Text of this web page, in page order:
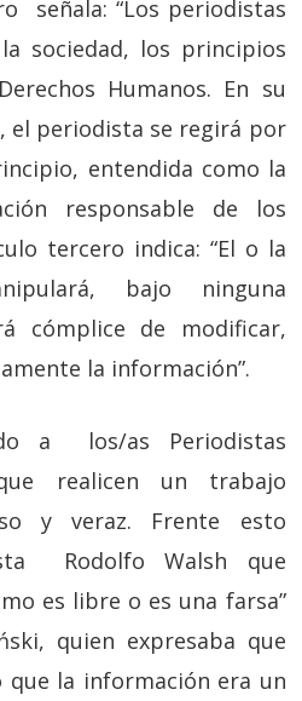
señala: “Los periodistas
sociedad, los principios
Humanos. En su
el periodista se regirá por
entendida como la
responsable de los
tercero indica: “El o la
bajo ninguna
cómplice de modificar,
la información”.
a los/as Periodistas
realicen un trabajo
y veraz. Frente esto
Rodolfo Walsh que
es libre o es una farsa”
quien expresaba que
que la información era un